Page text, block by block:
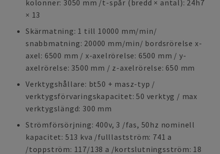
kolonner: 3050 mm /t-spår (bredd × antal): 24h7
× 13
Skärmatning: 1 till 10000 mm/min/
snabbmatning: 20000 mm/min/ bordsrörelse x-
axel: 6500 mm / x-axelrörelse: 6500 mm / y-
axelrörelse: 3500 mm / z-axelrörelse: 650 mm
Verktygshållare: bt50 + masz-typ /
verktygsförvaringskapacitet: 50 verktyg / max
verktygslängd: 300 mm
Strömförsörjning: 400v, 3 /fas, 50hz nominell
kapacitet: 513 kva /fulllastström: 741 a
/toppström: 117/138 a /kortslutningsström: 18